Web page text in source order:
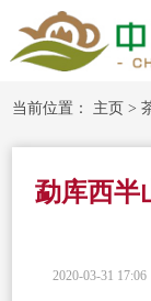
当前位置： 主页 >
勐库西
2020-03-31 17:06